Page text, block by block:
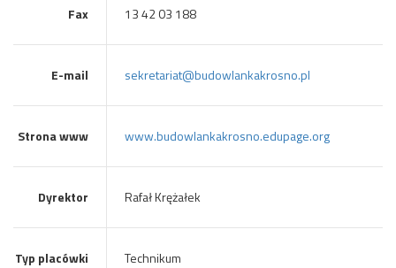
Fax 13 42 03 188
E-mail sekretariat@budowlankakrosno.pl
Strona www www.budowlankakrosno.edupage.org
Dyrektor Rafał Krężałek
Typ placówki Technikum